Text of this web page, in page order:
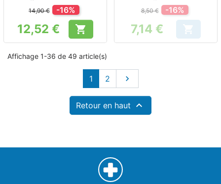
14,90 € -16%
Prix
12,52 € 
8,50 € -16%
7,14 € 
Affichage 1-36 de 49 article(s)
1 2 Suivant

Retour en haut 